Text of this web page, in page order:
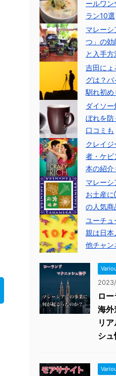
ールワン
ラン10選
マレー
つ」の効
と入手方
吉田にょ
グは？
馴れ初め
ダイソ
ぼれを防
口コミも
クレイ
者・ケ
本の紹介
マレー
お土産
の人気商
ユーチュ
親は日本
他チャン
ロ
海外
リ
シュ